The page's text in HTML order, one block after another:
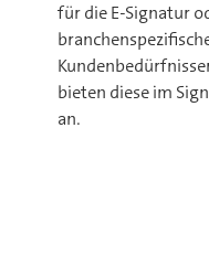
für die E-Signatur
bieten diese im
an.